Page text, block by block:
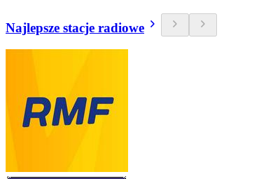
Najlepsze stacje radiowe